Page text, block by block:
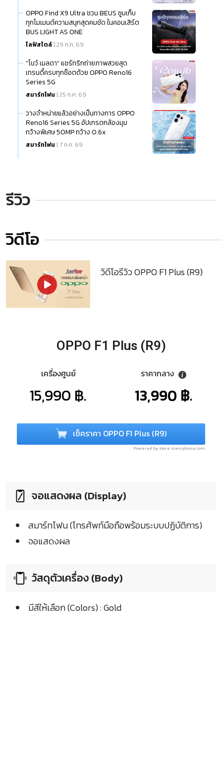
OPPO Find X9 Ultra ชวน BEUS ซูมเก็บ
ทุกโมเมนต์ความสนุกสุดคมชัด ในคอนเสิร์ต
BUS LIGHT AS ONE
ไลฟ์สไตล์ | 29 ก.ค. 69
“โบว์ เมลดา” แชร์ทริกถ่ายภาพสวยสุด
เทรนดี้ครบทุกช็อตด้วย OPPO Reno16
Series 5G
สมาร์ทโฟน | 25 ก.ค. 69
วางจำหน่ายแล้วอย่างเป็นทางการ OPPO
Reno16 Series 5G อัปเกรดกล้องมุม
กว้างพิเศษ 50MP กว้าง 0.6x
สมาร์ทโฟน | 7 ก.ค. 69
รีวิว
วิดีโอ
วิดีโอรีวิว OPPO F1 Plus (R9)
OPPO F1 Plus (R9)
เครื่องศูนย์
15,990 ฿.
ราคากลาง
13,990 ฿.
เช็คราคา OPPO F1 Plus (R9)
Powered by store.siamphone.com
จอแสดงผล (Display)
สมาร์ทโฟน (โทรศัพท์มือถือพร้อมระบบปฏิบัติการ)
จอแสดงผล
วัสดุตัวเครื่อง (Body)
มีสีให้เลือก (Colors) : Gold